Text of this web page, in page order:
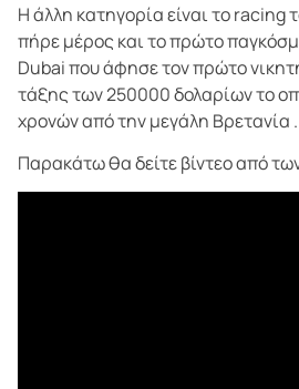
Η άλλη κατηγορία είναι το racing
πήρε μέρος και το πρώτο
Dubai που άφησε τον πρώτο
τάξης των 250000 δολαρίων το
χρονών από την μεγάλη Βρετανία .
Παρακάτω θα δείτε βίντεο από